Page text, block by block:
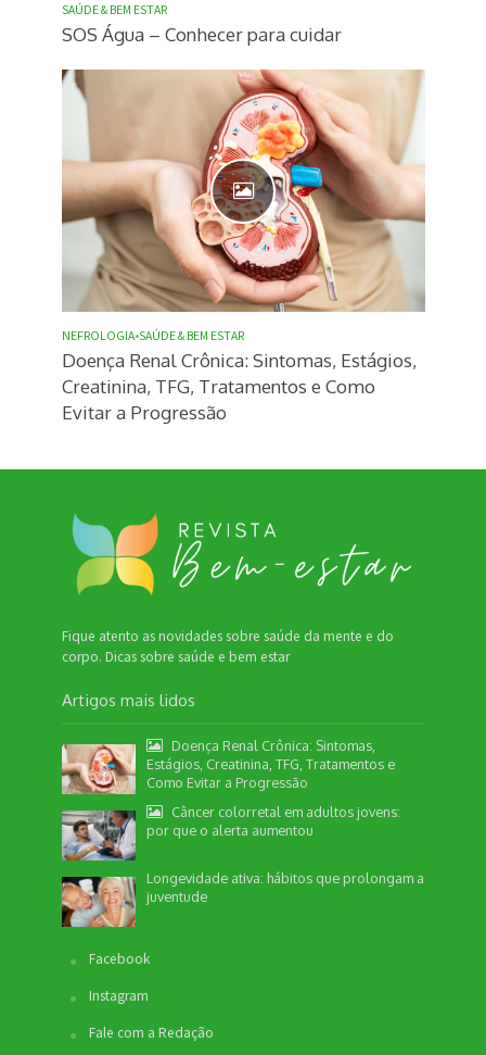
SAÚDE & BEM ESTAR
SOS Água – Conhecer para cuidar
NEFROLOGIA•SAÚDE & BEM ESTAR
Doença Renal Crônica: Sintomas, Estágios,
Creatinina, TFG, Tratamentos e Como
Evitar a Progressão
Fique atento as novidades sobre saúde da mente e do
corpo. Dicas sobre saúde e bem estar
Artigos mais lidos
Doença Renal Crônica: Sintomas,
Estágios, Creatinina, TFG, Tratamentos e
Como Evitar a Progressão
Câncer colorretal em adultos jovens:
por que o alerta aumentou
Longevidade ativa: hábitos que prolongam a
juventude
Facebook
Instagram
Fale com a Redação